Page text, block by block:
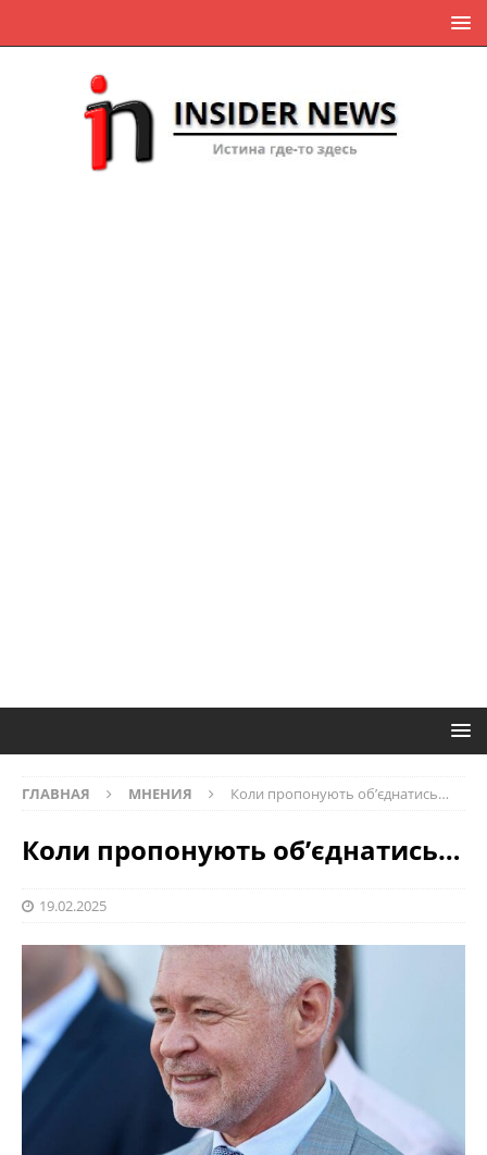
ГЛАВНАЯ МНЕНИЯ Коли пропонують об’єднатись…
Коли пропонують об’єднатись…
19.02.2025